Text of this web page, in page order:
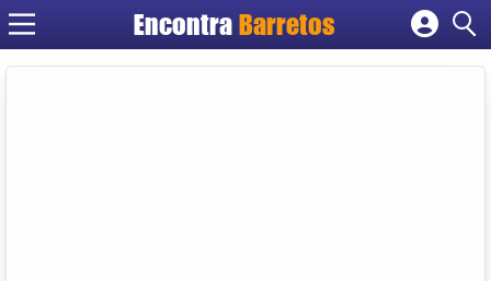
Encontra Barretos
Cadastrar empresa